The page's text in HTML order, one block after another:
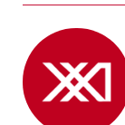
los armenios
historia